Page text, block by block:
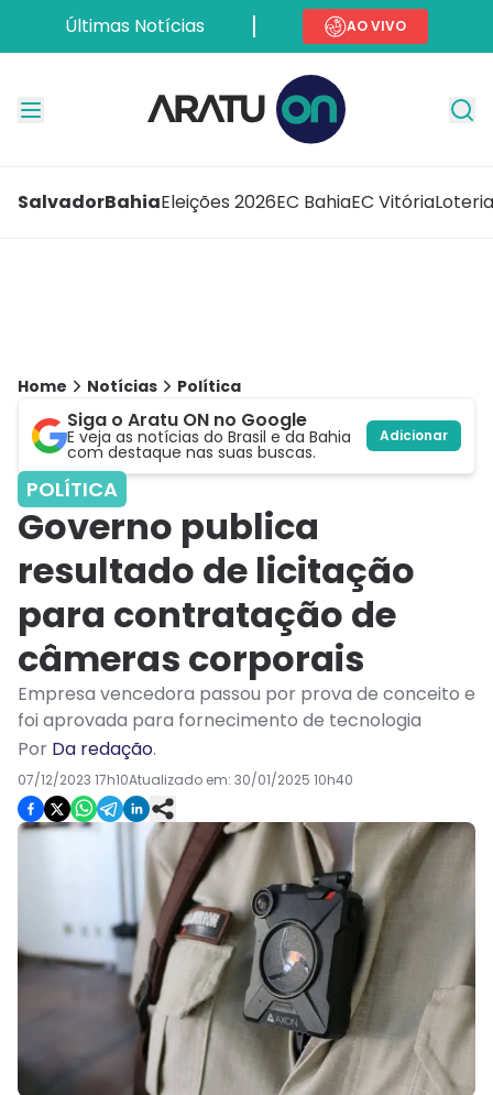
Últimas Notícias AO VIVO
SalvadorBahiaEleições 2026EC BahiaEC Vitória
Home Notícias Política
Siga o Aratu ON no Google
E veja as notícias do Brasil e da Bahia
com destaque nas suas buscas.
Adicionar
POLÍTICA
Governo publica
resultado de licitação
para contratação de
câmeras corporais
Empresa vencedora passou por prova de conceito e
foi aprovada para fornecimento de tecnologia
Por Da redação.
07/12/2023 17h10Atualizado em: 30/01/2025 10h40